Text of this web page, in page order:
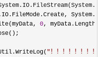
0,
" ！！！！！！！